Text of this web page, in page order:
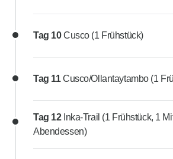
Tag 10Cusco (1 Frühstück)
Tag 11Cusco/Ollantaytambo (1
Tag 12 Inka-Trail (1 Frühstück, 1
Abendessen)